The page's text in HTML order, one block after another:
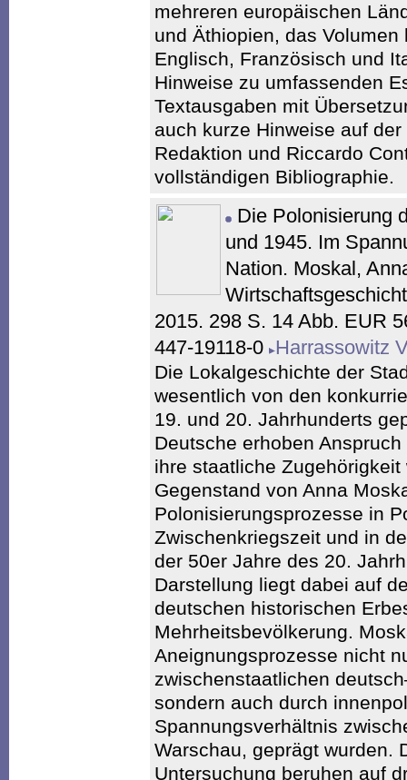
mehreren europäischen
und Äthiopien, das
Englisch, Französisch und
Hinweise zu umfassenden
Textausgaben mit
auch kurze Hinweise auf
Redaktion und Riccardo
vollständigen Bibliographie.
Die Polonisierung
und 1945. Im
Nation. Moskal,
2015. 298 S. 14 Abb. EUR
447-19118-0 Harrassowitz
Die Lokalgeschichte der
wesentlich von den
19. und 20. Jahrhunderts
Deutsche erhoben
ihre staatliche Zugehörigkeit
Gegenstand von Anna
Polonisierungsprozesse in
Zwischenkriegszeit und in
der 50er Jahre des 20.
Darstellung liegt dabei auf
deutschen historischen
Mehrheitsbevölkerung.
Aneignungsprozesse nicht
zwischenstaatlichen
sondern auch durch
Spannungsverhältnis
Warschau, geprägt wurden.
Untersuchung beruhen auf